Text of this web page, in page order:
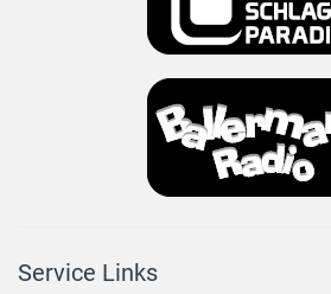
Service Links